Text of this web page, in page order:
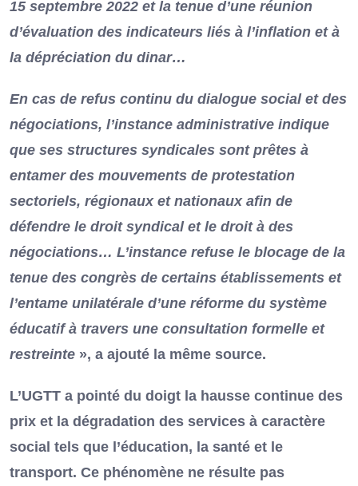
15 septembre 2022 et la tenue d’une réunion
d’évaluation des indicateurs liés à l’inflation et à
la dépréciation du dinar…
En cas de refus continu du dialogue social et des
négociations, l’instance administrative indique
que ses structures syndicales sont prêtes à
entamer des mouvements de protestation
sectoriels, régionaux et nationaux afin de
défendre le droit syndical et le droit à des
négociations… L’instance refuse le blocage de la
tenue des congrès de certains établissements et
l’entame unilatérale d’une réforme du système
éducatif à travers une consultation formelle et
restreinte », a ajouté la même source.
L’UGTT a pointé du doigt la hausse continue des
prix et la dégradation des services à caractère
social tels que l’éducation, la santé et le
transport. Ce phénomène ne résulte pas